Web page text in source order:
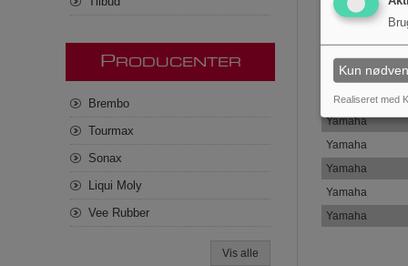
Yamaha
Yamaha
Yamaha
Yamaha
Yamaha
Yamaha
Yamaha
Yamaha
Yamaha
P RODUCENTER
Brembo
Tourmax
Sonax
Liqui Moly
Vee Rubber
Vis alle
Kun
Realiseret med